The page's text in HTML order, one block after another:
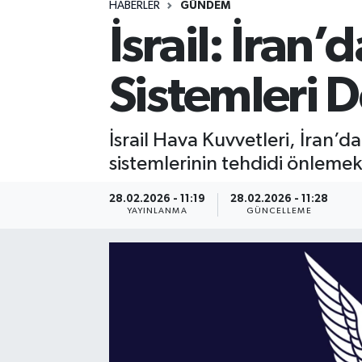
HABERLER GÜNDEM
İsrail:
Sistemleri
İsrail Hava Kuvvetleri,
sistemlerinin tehdidi önlemek
28.02.2026 - 11:19
YAYINLANMA
28.02.2026 - 11:28
GÜNCELLEME